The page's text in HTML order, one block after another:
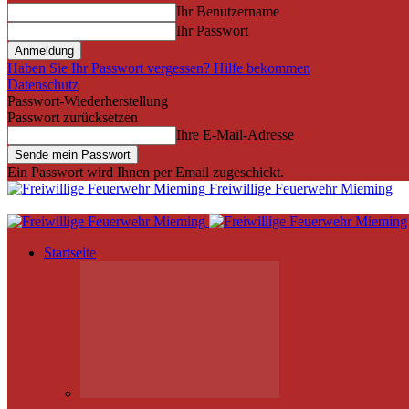
Ihr Benutzername
Ihr Passwort
Haben Sie Ihr Passwort vergessen? Hilfe bekommen
Datenschutz
Passwort-Wiederherstellung
Passwort zurücksetzen
Ihre E-Mail-Adresse
Ein Passwort wird Ihnen per Email zugeschickt.
Freiwillige Feuerwehr Mieming
Startseite